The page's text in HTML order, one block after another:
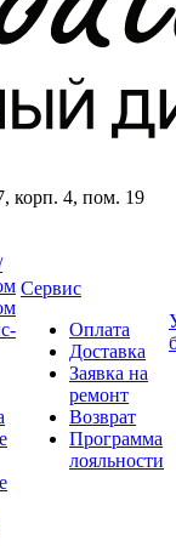
корп. 4, пом. 19
Сервис
Оплата
Доставка
Заявка на
ремонт
Возврат
Программа
лояльности